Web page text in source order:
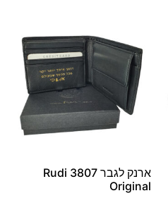
ארנק לגבר 3807 Rudi
Original